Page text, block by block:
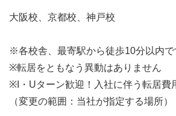
大阪校、京都校、神戸校
※各校舎、最寄駅から徒歩10分以内で
※転居をともなう異動はありません
※I・Uターン歓迎！入社に伴う転居費
（変更の範囲：当社が指定する場所）